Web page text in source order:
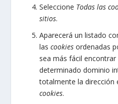
Seleccione Todas las
sitios.
Aparecerá un listado
lascookies ordenadas
sea más fácil
determinado dominio
totalmente la
cookies.